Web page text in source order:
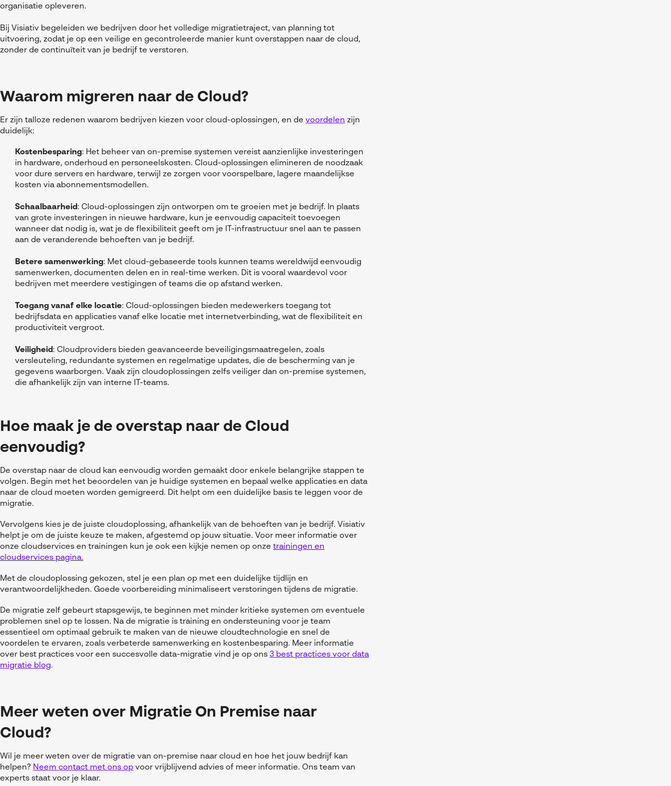
organisatie opleveren.
Bij Visiativ begeleiden we bedrijven door het volledige migratietraject, van planning tot
uitvoering, zodat je op een veilige en gecontroleerde manier kunt overstappen naar de cloud,
zonder de continuïteit van je bedrijf te verstoren.
Waarom migreren naar de Cloud?
Er zijn talloze redenen waarom bedrijven kiezen voor cloud-oplossingen, en de voordelen zijn
duidelijk:
Kostenbesparing: Het beheer van on-premise systemen vereist aanzienlijke investeringen
in hardware, onderhoud en personeelskosten. Cloud-oplossingen elimineren de noodzaak
voor dure servers en hardware, terwijl ze zorgen voor voorspelbare, lagere maandelijkse
kosten via abonnementsmodellen.
Schaalbaarheid: Cloud-oplossingen zijn ontworpen om te groeien met je bedrijf. In plaats
van grote investeringen in nieuwe hardware, kun je eenvoudig capaciteit toevoegen
wanneer dat nodig is, wat je de flexibiliteit geeft om je IT-infrastructuur snel aan te passen
aan de veranderende behoeften van je bedrijf.
Betere samenwerking: Met cloud-gebaseerde tools kunnen teams wereldwijd eenvoudig
samenwerken, documenten delen en in real-time werken. Dit is vooral waardevol voor
bedrijven met meerdere vestigingen of teams die op afstand werken.
Toegang vanaf elke locatie: Cloud-oplossingen bieden medewerkers toegang tot
bedrijfsdata en applicaties vanaf elke locatie met internetverbinding, wat de flexibiliteit en
productiviteit vergroot.
Veiligheid: Cloudproviders bieden geavanceerde beveiligingsmaatregelen, zoals
versleuteling, redundante systemen en regelmatige updates, die de bescherming van je
gegevens waarborgen. Vaak zijn cloudoplossingen zelfs veiliger dan on-premise systemen,
die afhankelijk zijn van interne IT-teams.
Hoe maak je de overstap naar de Cloud
eenvoudig?
De overstap naar de cloud kan eenvoudig worden gemaakt door enkele belangrijke stappen te
volgen. Begin met het beoordelen van je huidige systemen en bepaal welke applicaties en data
naar de cloud moeten worden gemigreerd. Dit helpt om een duidelijke basis te leggen voor de
migratie.
Vervolgens kies je de juiste cloudoplossing, afhankelijk van de behoeften van je bedrijf. Visiativ
helpt je om de juiste keuze te maken, afgestemd op jouw situatie. Voor meer informatie over
onze cloudservices en trainingen kun je ook een kijkje nemen op onze trainingen en
cloudservices pagina.
Met de cloudoplossing gekozen, stel je een plan op met een duidelijke tijdlijn en
verantwoordelijkheden. Goede voorbereiding minimaliseert verstoringen tijdens de migratie.
De migratie zelf gebeurt stapsgewijs, te beginnen met minder kritieke systemen om eventuele
problemen snel op te lossen. Na de migratie is training en ondersteuning voor je team
essentieel om optimaal gebruik te maken van de nieuwe cloudtechnologie en snel de
voordelen te ervaren, zoals verbeterde samenwerking en kostenbesparing. Meer informatie
over best practices voor een succesvolle data-migratie vind je op ons 3 best practices voor data
migratie blog.
Meer weten over Migratie On Premise naar
Cloud?
Wil je meer weten over de migratie van on-premise naar cloud en hoe het jouw bedrijf kan
helpen? Neem contact met ons op voor vrijblijvend advies of meer informatie. Ons team van
experts staat voor je klaar.